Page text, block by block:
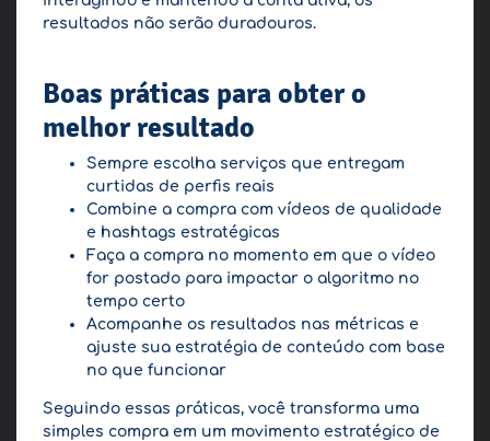
resultados não serão duradouros.
Boas práticas para obter o
melhor resultado
Sempre escolha serviços que entregam
curtidas de perfis reais
Combine a compra com vídeos de qualidade
e hashtags estratégicas
Faça a compra no momento em que o vídeo
for postado para impactar o algoritmo no
tempo certo
Acompanhe os resultados nas métricas e
ajuste sua estratégia de conteúdo com base
no que funcionar
Seguindo essas práticas, você transforma uma
simples compra em um movimento estratégico de